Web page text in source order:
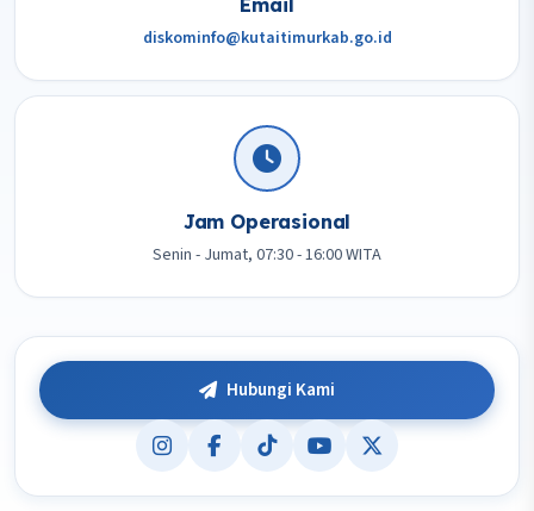
diskominfo@kutaitimurkab.go.id
Jam Operasional
Senin - Jumat, 07:30 - 16:00 WITA
Hubungi Kami